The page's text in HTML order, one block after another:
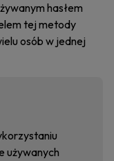
hasłem
tej metody
osób w jednej
używanych